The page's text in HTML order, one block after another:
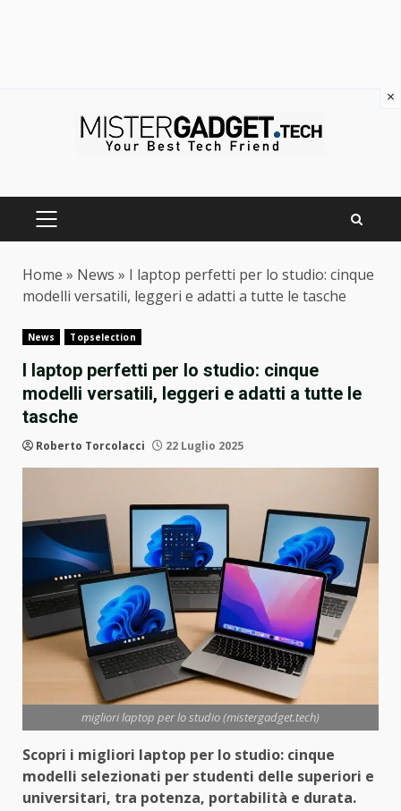
PRIMARY
Home » News » I laptop perfetti per lo studio: cinque
modelli versatili, leggeri e adatti a tutte le tasche
News Topselection
I laptop perfetti per lo studio: cinque
modelli versatili, leggeri e adatti a tutte le
tasche
Roberto Torcolacci 22 Luglio 2025
migliori laptop per lo studio (mistergadget.tech)
Scopri i migliori laptop per lo studio: cinque
modelli selezionati per studenti delle superiori e
universitari, tra potenza, portabilità e durata.
×